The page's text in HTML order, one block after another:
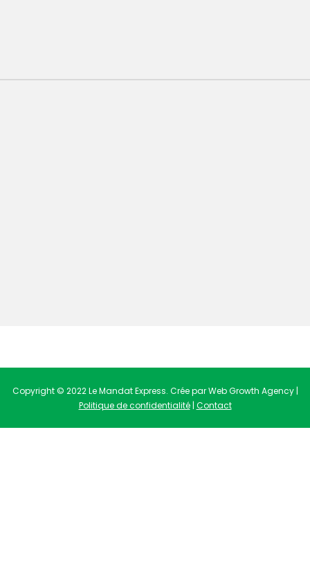
Copyright © 2022 Le Mandat Express. Crée par Web Growth Agency |
Politique de confidentialité| Contact